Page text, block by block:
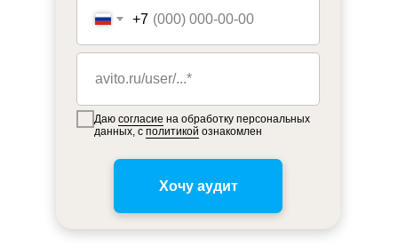
Хочу аудит
+7
Даю согласие на обработку персональных
данных, с политикой ознакомлен